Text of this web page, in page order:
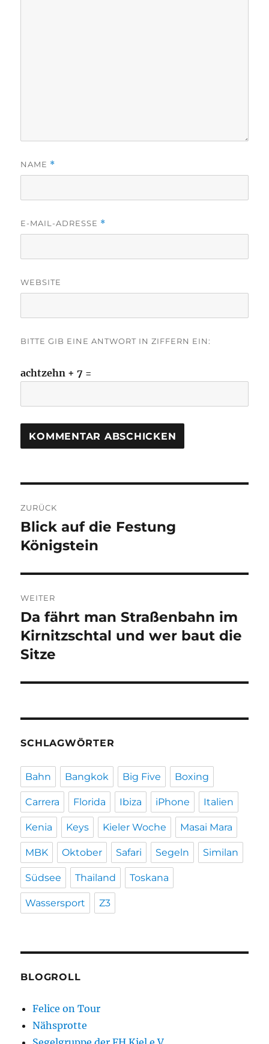
NAME *
E-MAIL-ADRESSE *
WEBSITE
BITTE GIB EINE ANTWORT IN ZIFFERN EIN:
achtzehn + 7 =
ZURÜCK
Vorheriger
Beitrag:
Blick auf die Festung
Königstein
WEITER
Nächster
Beitrag:
Da fährt man Straßenbahn im
Kirnitzschtal und wer baut die
Sitze
SCHLAGWÖRTER
Bahn Bangkok Big Five Boxing
Carrera Florida Ibiza iPhone Italien
Kenia Keys Kieler Woche Masai Mara
MBK Oktober Safari Segeln Similan
Südsee Thailand Toskana
Wassersport Z3
BLOGROLL
Felice on Tour
Nähsprotte